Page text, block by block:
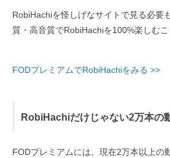
RobiHachiを怪しげなサイトで見る必要
質・高音質でRobiHachiを100%楽しむこ
FODプレミアムでRobiHachiをみる >>
RobiHachiだけじゃない2万本の
FODプレミアムには、現在2万本以上の